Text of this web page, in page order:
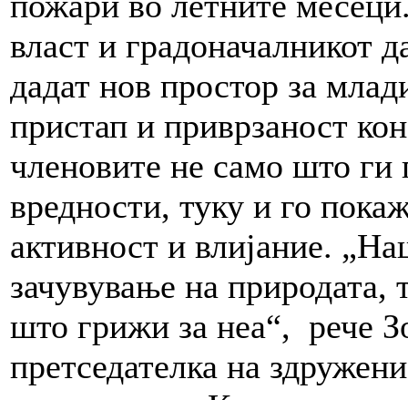
власт и градоначалникот
дадат нов простор за
пристап и приврзаност
членовите не само што ги
вредности, туку и го
активност и влијание.
зачувување на природата,
што грижи за неа“, рече
претседателка на